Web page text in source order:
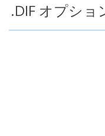
.DIF オプショ